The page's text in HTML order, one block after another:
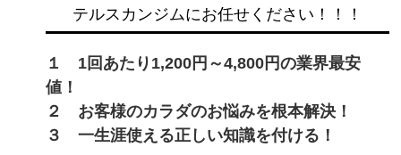
テルスカンジムにお任せください！！！
１ 1回あたり1,200円～4,800円の業界最安
値！
２ お客様のカラダのお悩みを根本解決！
３ 一生涯使える正しい知識を付ける！